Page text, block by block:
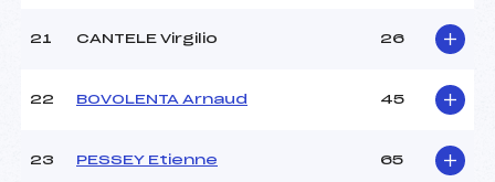
21 CANTELE Virgilio 26
22 BOVOLENTA Arnaud 45
23 PESSEY Etienne 65